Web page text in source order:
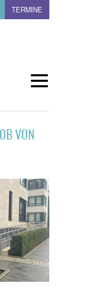
TERMINE
OB VON